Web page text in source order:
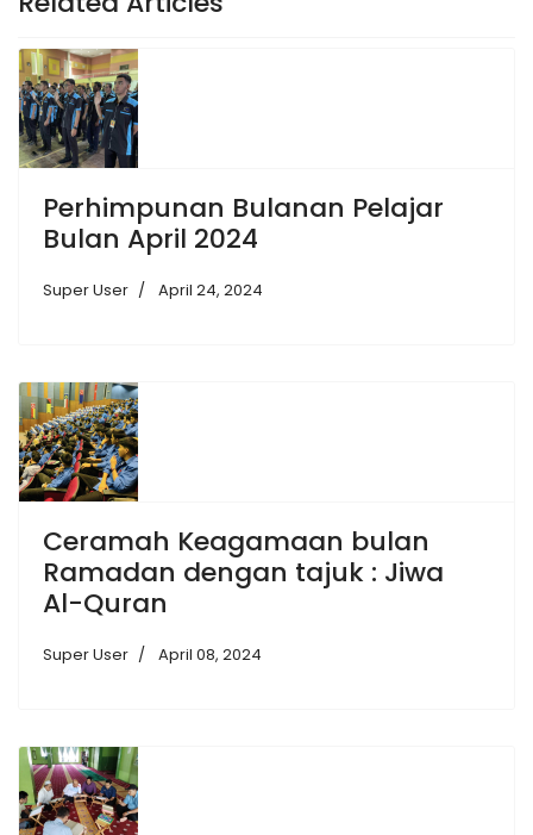
Perhimpunan Bulanan Pelajar
Bulan April 2024
Super User April 24, 2024
Ceramah Keagamaan bulan
Ramadan dengan tajuk : Jiwa
Al-Quran
Super User April 08, 2024